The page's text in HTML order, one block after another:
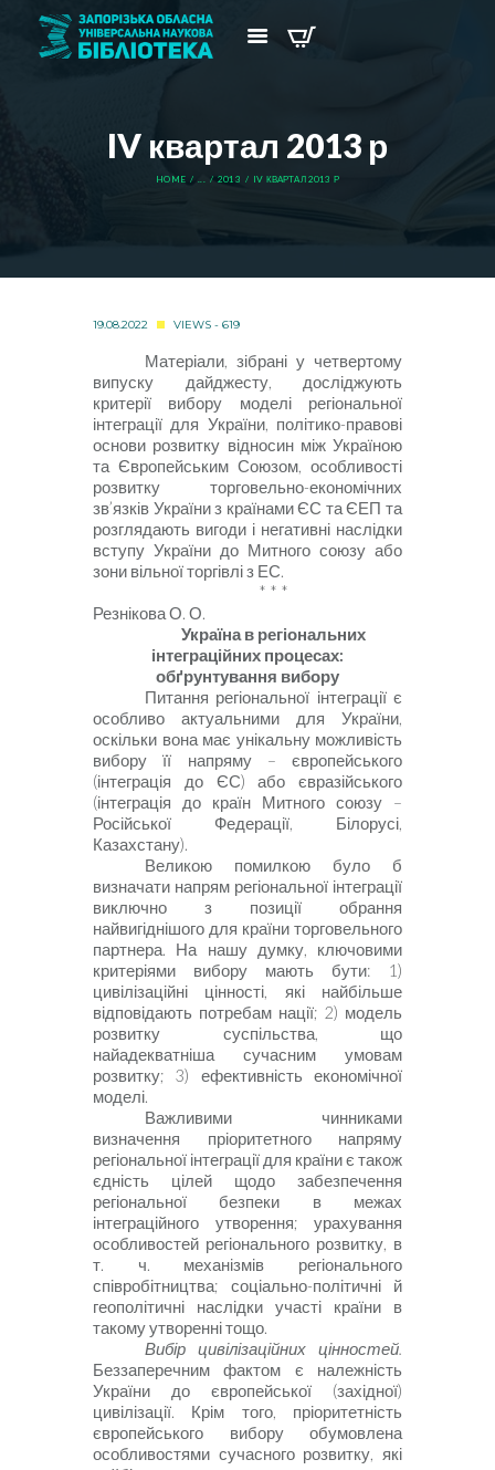
IV квартал 2013 р
HOME ... 2013 IV КВАРТАЛ 2013 Р
19.08.2022 VIEWS - 619
Матеріали, зібрані у четвертому
випуску дайджесту, досліджують
критерії вибору моделі регіональної
інтеграції для України, політико-правові
основи розвитку відносин між Україною
та Європейським Союзом, особливості
розвитку торговельно-економічних
зв’язків України з країнами ЄС та ЄЕП та
розглядають вигоди і негативні наслідки
вступу України до Митного союзу або
зони вільної торгівлі з ЕС.
* * *
Резнікова О. О.
Україна в регіональних
інтеграційних процесах:
обґрунтування вибору
Питання регіональної інтеграції є
особливо актуальними для України,
оскільки вона має унікальну можливість
вибору її напряму – європейського
(інтеграція до ЄС) або євразійського
(інтеграція до країн Митного союзу –
Російської Федерації, Білорусі,
Казахстану).
Великою помилкою було б
визначати напрям регіональної інтеграції
виключно з позиції обрання
найвигіднішого для країни торговельного
партнера. На нашу думку, ключовими
критеріями вибору мають бути: 1)
цивілізаційні цінності, які найбільше
відповідають потребам нації; 2) модель
розвитку суспільства, що
найадекватніша сучасним умовам
розвитку; 3) ефективність економічної
моделі.
Важливими чинниками
визначення пріоритетного напряму
регіональної інтеграції для країни є також
єдність цілей щодо забезпечення
регіональної безпеки в межах
інтеграційного утворення; урахування
особливостей регіонального розвитку, в
т. ч. механізмів регіонального
співробітництва; соціально-політичні й
геополітичні наслідки участі країни в
такому утворенні тощо.
Вибір цивілізаційних цінностей.
Беззаперечним фактом є належність
України до європейської (західної)
цивілізації. Крім того, пріоритетність
європейського вибору обумовлена
особливостями сучасного розвитку, які